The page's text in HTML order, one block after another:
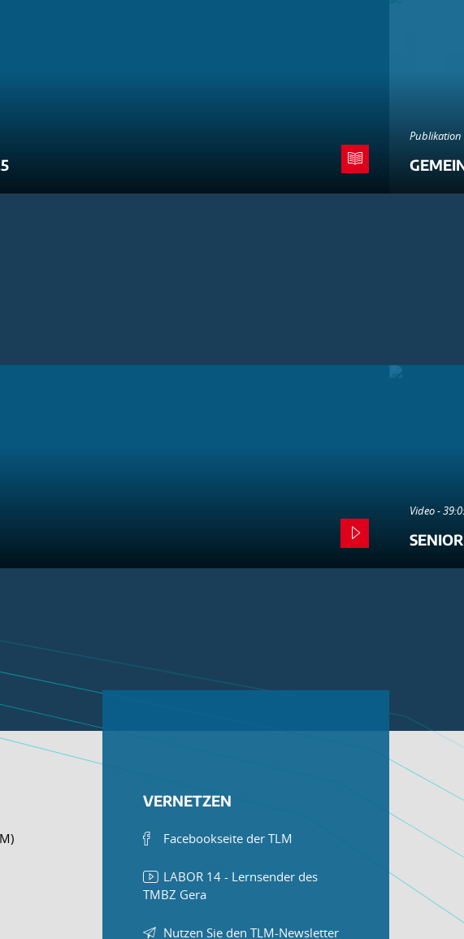
Publikation
Video -
VERNETZEN
Facebookseite der TLM
LABOR 14 - Lernsender des
TMBZ Gera
Nutzen Sie den TLM-Newsletter